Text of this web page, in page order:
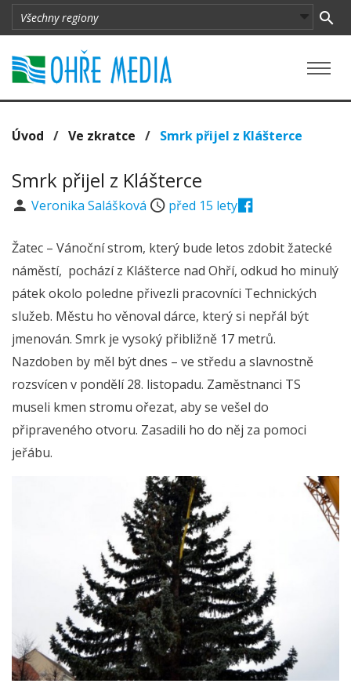
Úvod / Ve zkratce / Smrk přijel z Klášterce
Smrk přijel z Klášterce
Veronika Salášková před 15 lety
Žatec – Vánoční strom, který bude letos zdobit žatecké
náměstí, pochází z Klášterce nad Ohří, odkud ho minulý
pátek okolo poledne přivezli pracovníci Technických
služeb. Městu ho věnoval dárce, který si nepřál být
jmenován. Smrk je vysoký přibližně 17 metrů.
Nazdoben by měl být dnes – ve středu a slavnostně
rozsvícen v pondělí 28. listopadu. Zaměstnanci TS
museli kmen stromu ořezat, aby se vešel do
připraveného otvoru. Zasadili ho do něj za pomoci
jeřábu.